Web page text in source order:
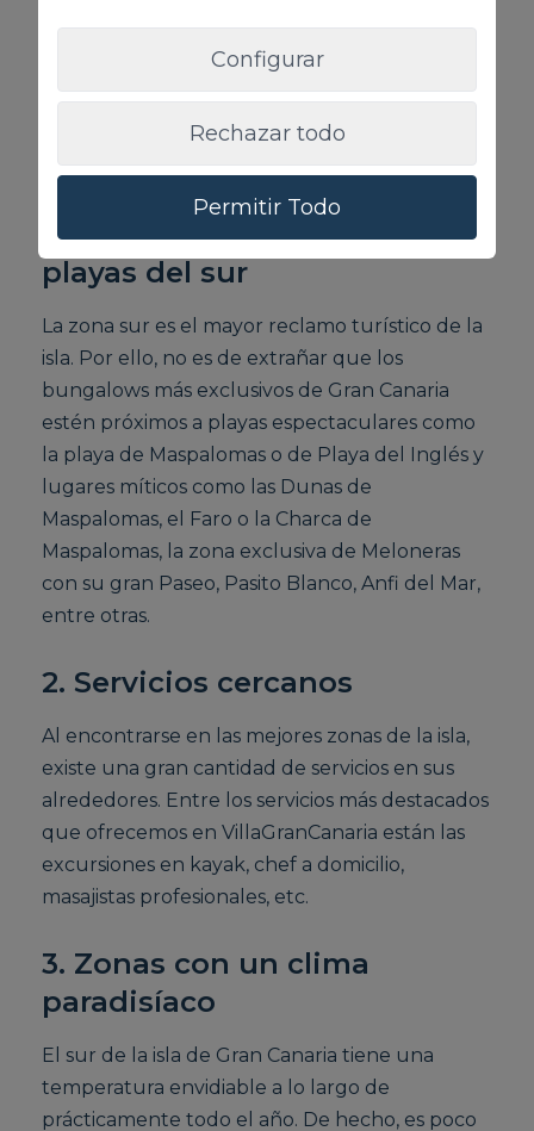
Canaria están en el sur de la isla,
concretamente en Playa del Inglés, donde se
puede disfrutar de las mejores características,
como las siguientes:
1. Cercanía con las mejores
playas del sur
La zona sur es el mayor reclamo turístico de la
isla. Por ello, no es de extrañar que los
bungalows más exclusivos de Gran Canaria
estén próximos a playas espectaculares como
la playa de Maspalomas o de Playa del Inglés y
lugares míticos como las Dunas de
Maspalomas, el Faro o la Charca de
Maspalomas, la zona exclusiva de Meloneras
con su gran Paseo, Pasito Blanco, Anfi del Mar,
entre otras.
2. Servicios cercanos
Al encontrarse en las mejores zonas de la isla,
existe una gran cantidad de servicios en sus
alrededores. Entre los servicios más destacados
que ofrecemos en VillaGranCanaria están las
excursiones en kayak, chef a domicilio,
masajistas profesionales, etc.
3. Zonas con un clima
paradisíaco
El sur de la isla de Gran Canaria tiene una
temperatura envidiable a lo largo de
prácticamente todo el año. De hecho, es poco
Configurar
Rechazar todo
Permitir Todo